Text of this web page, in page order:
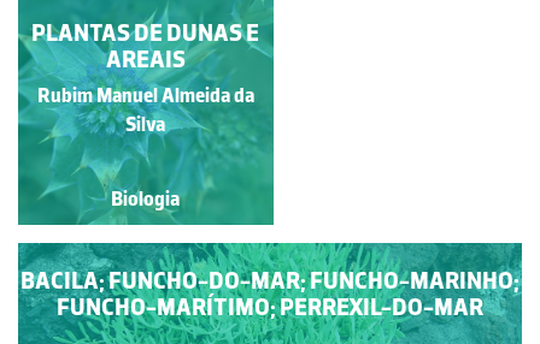
ESTIGMA PAPILOSO
Rubim Manuel Almeida da
Silva
Biologia
PLANTAS DE DUNAS E
AREAIS
Rubim Manuel Almeida da
Silva
Biologia
BACILA; FUNCHO-DO-MAR; FUNCHO-MARINHO;
FUNCHO-MARÍTIMO; PERREXIL-DO-MAR